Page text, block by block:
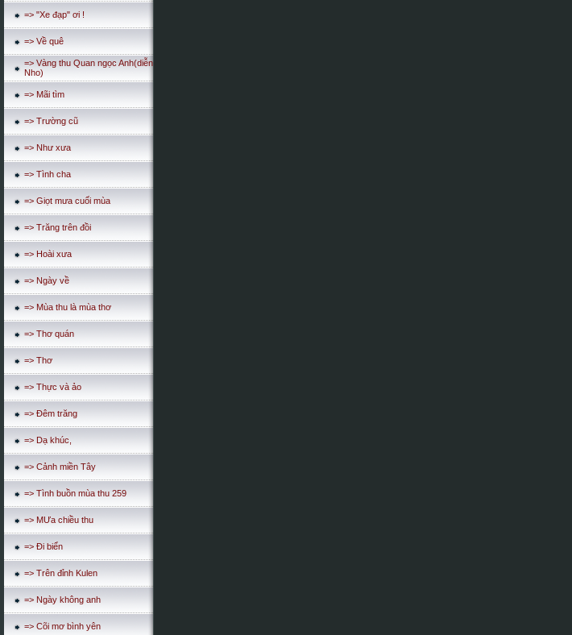
=> "Xe đạp" ơi !
=> Về quê
=> Vàng thu Quan ngọc Anh(diễn
Nho)
=> Mãi tìm
=> Trường cũ
=> Như xưa
=> Tình cha
=> Giọt mưa cuối mùa
=> Trăng trên đồi
=> Hoài xưa
=> Ngày về
=> Mùa thu là mùa thơ
=> Thơ quán
=> Thơ
=> Thực và ảo
=> Đêm trăng
=> Dạ khúc,
=> Cảnh miền Tây
=> Tình buồn mùa thu 259
=> MƯa chiều thu
=> Đi biển
=> Trên đỉnh Kulen
=> Ngày không anh
=> Cõi mơ bình yên